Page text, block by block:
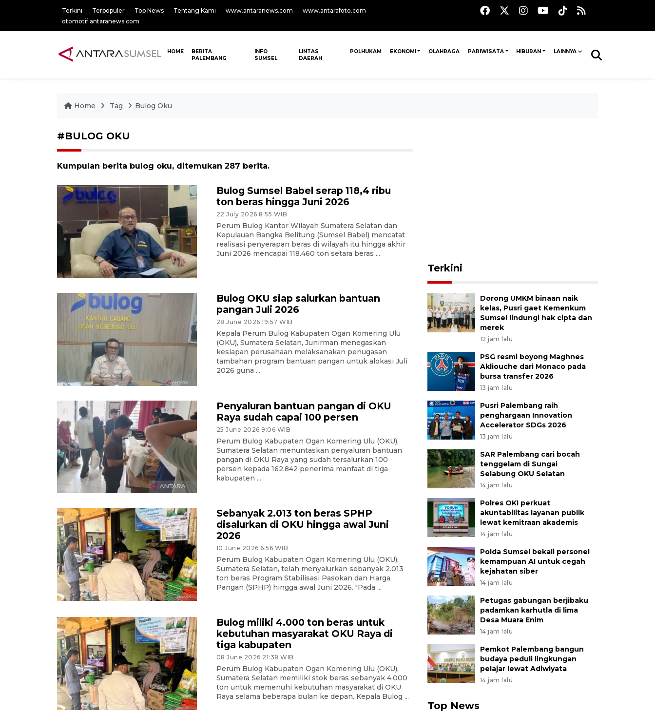
Terkini Terpopuler Top News Tentang Kami www.antaranews.com
www.antarafoto.com
otomotif.antaranews.com
HOME
BERITA
PALEMBANG
INFO
SUMSEL
LINTAS
DAERAH
POLHUKAM EKONOMI OLAHRAGA PARIWISATA HIBURAN LAINNYA
Home Tag Bulog Oku
#BULOG OKU
Kumpulan berita bulog oku, ditemukan 287 berita.
Bulog Sumsel Babel serap 118,4 ribu
ton beras hingga Juni 2026
22 July 2026 8:55 WIB
Perum Bulog Kantor Wilayah Sumatera Selatan dan
Kepulauan Bangka Belitung (Sumsel Babel) mencatat
realisasi penyerapan beras di wilayah itu hingga akhir
Juni 2026 mencapai 118.460 ton setara beras ...
Bulog OKU siap salurkan bantuan
pangan Juli 2026
28 June 2026 19:57 WIB
Kepala Perum Bulog Kabupaten Ogan Komering Ulu
(OKU), Sumatera Selatan, Junirman menegaskan
kesiapan perusahaan melaksanakan penugasan
tambahan program bantuan pangan untuk alokasi Juli
2026 guna ...
Penyaluran bantuan pangan di OKU
Raya sudah capai 100 persen
25 June 2026 9:06 WIB
Perum Bulog Kabupaten Ogan Komering Ulu (OKU),
Sumatera Selatan menuntaskan penyaluran bantuan
pangan di OKU Raya yang sudah tersalurkan 100
persen kepada 162.842 penerima manfaat di tiga
kabupaten ...
Sebanyak 2.013 ton beras SPHP
disalurkan di OKU hingga awal Juni
2026
10 June 2026 6:56 WIB
Perum Bulog Kabupaten Ogan Komering Ulu (OKU),
Sumatera Selatan, telah menyalurkan sebanyak 2.013
ton beras Program Stabilisasi Pasokan dan Harga
Pangan (SPHP) hingga awal Juni 2026. "Pada ...
Bulog miliki 4.000 ton beras untuk
kebutuhan masyarakat OKU Raya di
tiga kabupaten
08 June 2026 21:38 WIB
Perum Bulog Kabupaten Ogan Komering Ulu (OKU),
Sumatera Selatan memiliki stok beras sebanyak 4.000
ton untuk memenuhi kebutuhan masyarakat di OKU
Raya selama beberapa bulan ke depan. Kepala Bulog ...
Terkini
Dorong UMKM binaan naik
kelas, Pusri gaet Kemenkum
Sumsel lindungi hak cipta dan
merek
12 jam lalu
PSG resmi boyong Maghnes
Akliouche dari Monaco pada
bursa transfer 2026
13 jam lalu
Pusri Palembang raih
penghargaan Innovation
Accelerator SDGs 2026
13 jam lalu
SAR Palembang cari bocah
tenggelam di Sungai
Selabung OKU Selatan
14 jam lalu
Polres OKI perkuat
akuntabilitas layanan publik
lewat kemitraan akademis
14 jam lalu
Polda Sumsel bekali personel
kemampuan AI untuk cegah
kejahatan siber
14 jam lalu
Petugas gabungan berjibaku
padamkan karhutla di lima
Desa Muara Enim
14 jam lalu
Pemkot Palembang bangun
budaya peduli lingkungan
pelajar lewat Adiwiyata
14 jam lalu
Top News